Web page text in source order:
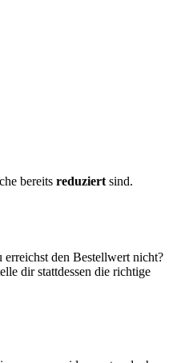
bereits reduziert sind.
erreichst den Bestellwert nicht?
dir stattdessen die richtige